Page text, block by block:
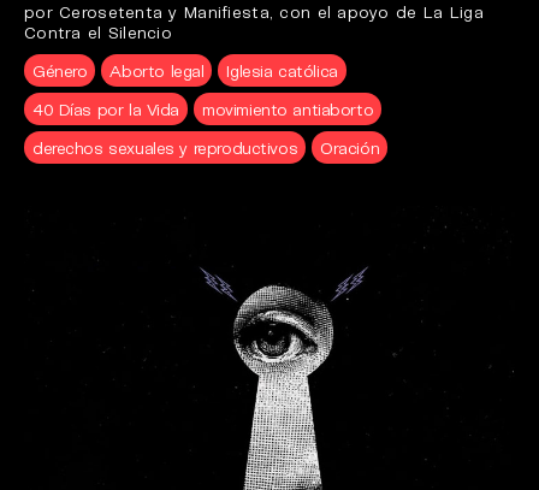
por Cerosetenta y Manifiesta, con el apoyo de La Liga
Contra el Silencio
Género
Aborto legal
Iglesia católica
40 Días por la Vida
movimiento antiaborto
derechos sexuales y reproductivos
Oración